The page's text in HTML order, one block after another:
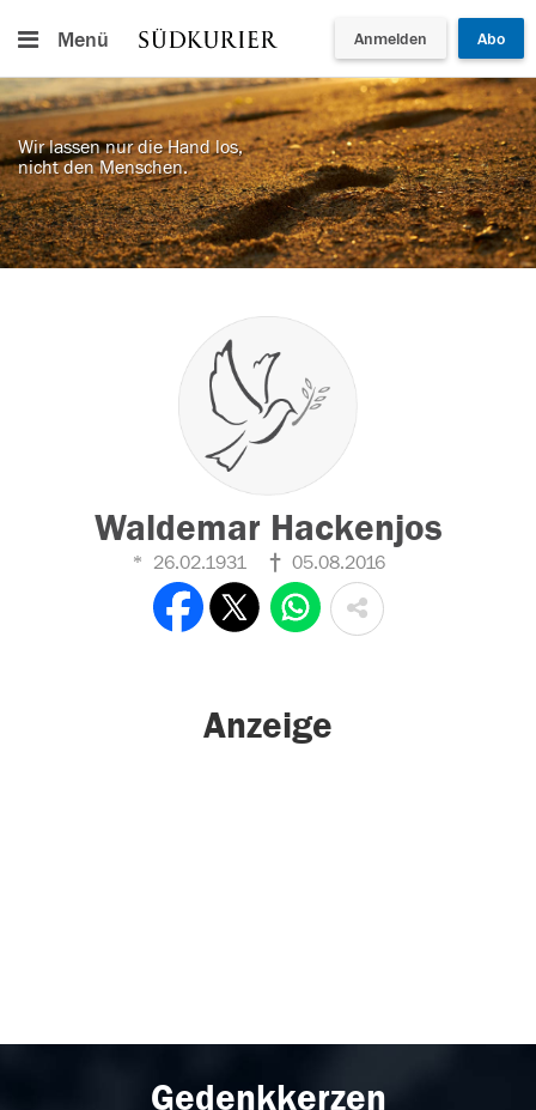
Menü Anmelden Abo
Wir lassen nur die Hand los,
nicht den Menschen.
Waldemar Hackenjos
26.02.1931 05.08.2016
Anzeige
Gedenkkerzen